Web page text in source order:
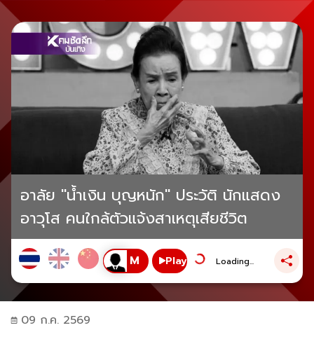
อาลัย "น้ำเงิน บุญหนัก" ประวัติ นักแสดง
อาวุโส คนใกล้ตัวแจ้งสาเหตุเสียชีวิต
Play Loading...
09 ก.ค. 2569